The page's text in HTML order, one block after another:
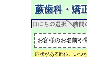
蕨歯科・矯
お客様のお名前や
症状がある部位、いつ